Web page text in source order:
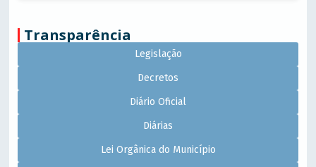
Transparência
Legislação
Decretos
Diário Oficial
Diárias
Lei Orgânica do Município